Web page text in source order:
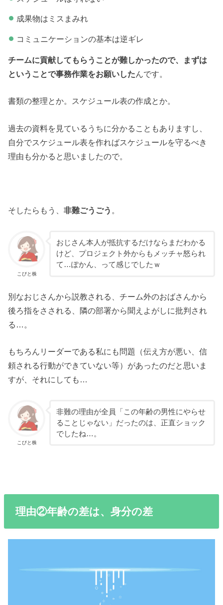
成果物はミスまみれ
コミュニケーションの基本は逆ギレ
チームに貢献してもらうことが難しかったので、まずは
ということで事務作業をお願いしたんです。
書類の整理とか。スケジュール表の作成とか。
過去の資料を見ているうちに分かることもありますし、
自分でスケジュール表を作ればスケジュールを守るべき
理由も分かると思いましたので。
そしたらもう、非難ごうごう 。
こびと株
おじさん本人が抵抗するだけならまだわかる
けど、プロジェクト外からもメッチャ怒られ
て…ぽかん、って感じでしたｗ
別なおじさんから説教される、チーム外のおばさんから
後ろ指をさされる、隣の部署から聞えよがしに批判され
る…。
もちろんリーダーである私にも問題（伝え方が悪い、信
頼される行動ができていない等）があったのだと思いま
すが、それにしても…
こびと株
非難の理由が全員「この年齢の男性にやらせ
ることじゃない」だったのは、正直ショック
でしたね…。
理由②年齢の差は、身分の差